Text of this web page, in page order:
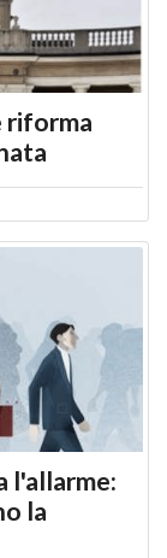
riforma
l'allarme:
la